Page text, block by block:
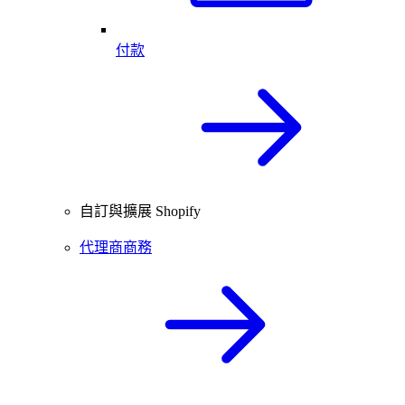
付款
自訂與擴展 Shopify
代理商商務